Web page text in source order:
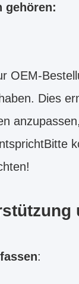
gehören:
OEM-
Dies
: